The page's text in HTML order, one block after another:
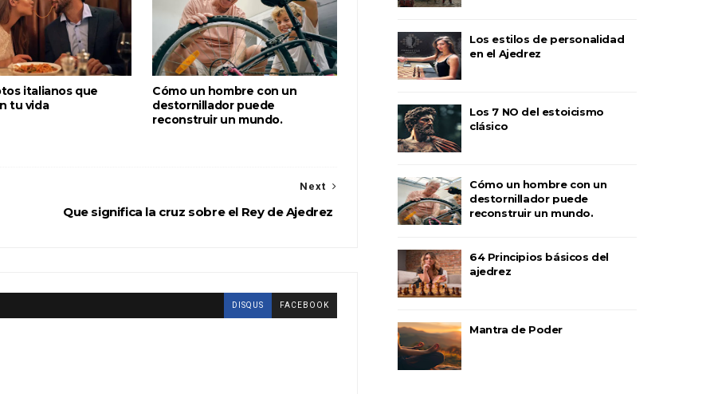
italianos que
tu vida
Cómo un hombre con un
destornillador puede
reconstruir un mundo.
Next
Que significa la cruz sobre el Rey de Ajedrez
DISQUS FACEBOOK
Los estilos de personalidad
en el Ajedrez
Los 7 NO del estoicismo
clásico
Cómo un hombre con un
destornillador puede
reconstruir un mundo.
64 Principios básicos del
ajedrez
Mantra de Poder